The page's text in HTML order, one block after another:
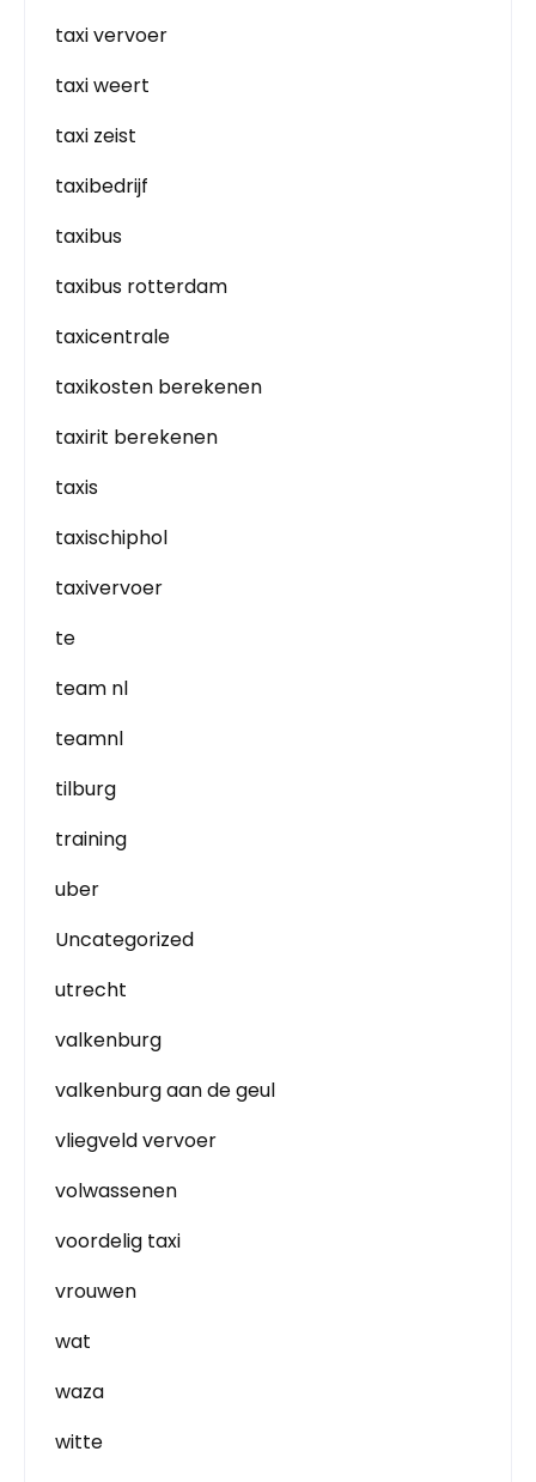
taxi vervoer
taxi weert
taxi zeist
taxibedrijf
taxibus
taxibus rotterdam
taxicentrale
taxikosten berekenen
taxirit berekenen
taxis
taxischiphol
taxivervoer
te
team nl
teamnl
tilburg
training
uber
Uncategorized
utrecht
valkenburg
valkenburg aan de geul
vliegveld vervoer
volwassenen
voordelig taxi
vrouwen
wat
waza
witte